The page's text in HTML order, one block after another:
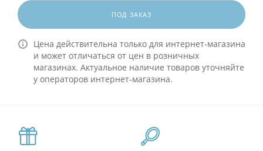
ПОД ЗАКАЗ
Цена действительна только для интернет-магазина
и может отличаться от цен в розничных
магазинах. Актуальное наличие товаров уточняйте
у операторов интернет-магазина.